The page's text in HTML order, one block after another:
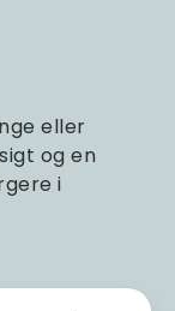
eller
og en
i